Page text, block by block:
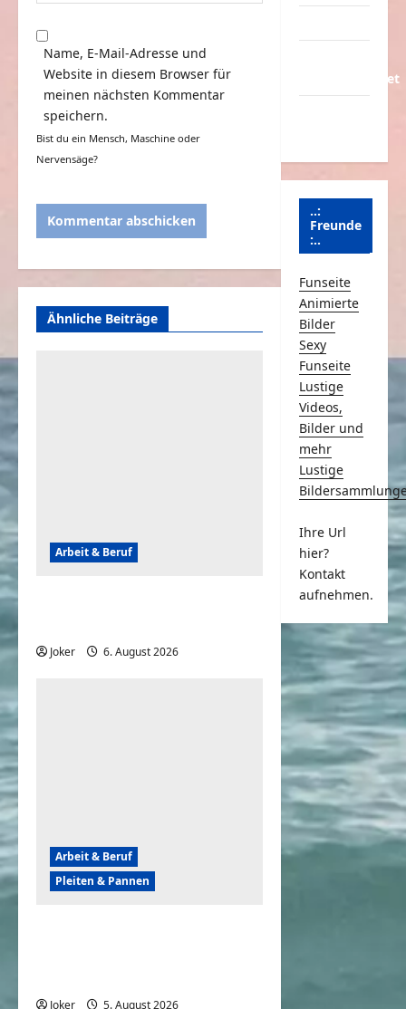
Name, E-Mail-Adresse und
Website in diesem Browser für
meinen nächsten Kommentar
speichern.
Bist du ein Mensch, Maschine oder
Nervensäge?
Ähnliche Beiträge
Arbeit & Beruf
Joker 6. August 2026
Arbeit & Beruf
Pleiten & Pannen
Joker 5. August 2026
Schmunzeln.net
..:
Freunde
:..
Funseite
Animierte
Bilder
Sexy
Funseite
Lustige
Videos,
Bilder und
mehr
Lustige
Ihre Url
hier?
Kontakt
aufnehmen.